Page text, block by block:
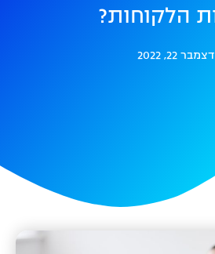
הלקוחות?
דצמבר 22, 2022